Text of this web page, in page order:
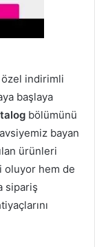
özel indirimli
başlaya
bölümünü
bayan
ürünleri
oluyor hem de
sipariş